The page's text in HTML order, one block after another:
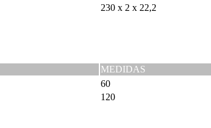
230 x 2 x 22,2
MEDIDAS
60
120